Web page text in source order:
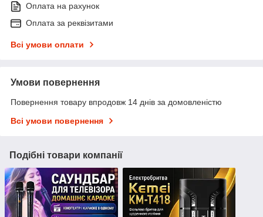
Оплата на рахунок
Оплата за реквізитами
Всі умови оплати
Умови повернення
Повернення товару впродовж 14 днів за домовленістю
Всі умови повернення
Подібні товари компанії